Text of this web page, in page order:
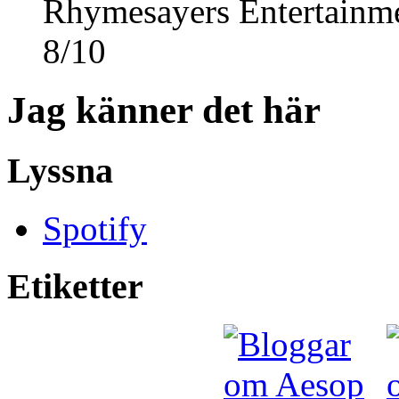
Rhymesayers
8/10
Jag känner det här
Lyssna
Spotify
Etiketter